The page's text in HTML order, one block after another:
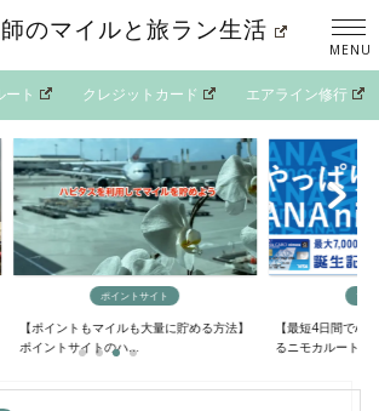
のマイルと旅ラン生活
ート クレジットカード エアライン修行
ポイントサイト
ポイントもマイルも大量に貯める方法】
ポイントサイトのハ...
マイルの
【最短4日間でANAマ
るニモカルート完...